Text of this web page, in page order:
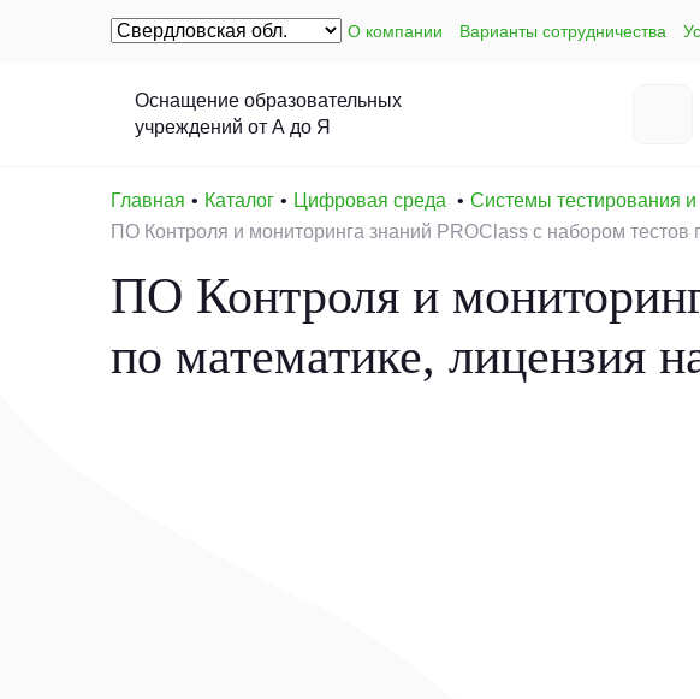
О компании Варианты сотрудничества
Оснащение образовательных
учреждений от А до Я
Главная Каталог Цифровая среда
Системы тестирования и
ПО Контроля и мониторинга знаний PROСlass с набором тестов
ПО Контроля и
по математике, лицензия